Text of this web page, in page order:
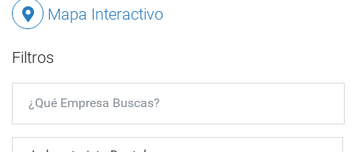
Mapa Interactivo
Filtros